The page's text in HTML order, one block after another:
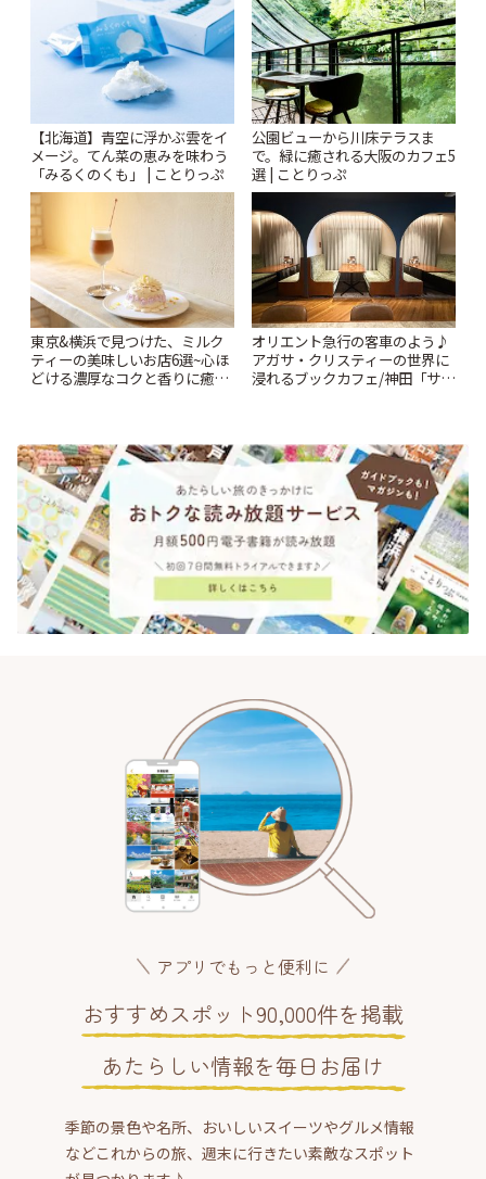
【北海道】青空に浮かぶ雲をイ
メージ。てん菜の恵みを味わう
「みるくのくも」 | ことりっぷ
公園ビューから川床テラスま
で。緑に癒される大阪のカフェ5
選 | ことりっぷ
東京&横浜で見つけた、ミルク
ティーの美味しいお店6選~心ほ
どける濃厚なコクと香りに癒や
オリエント急行の客車のよう♪
アガサ・クリスティーの世界に
浸れるブックカフェ/神田「サロ
アプリでもっと便利に
おすすめスポット90,000件を掲載
あたらしい情報を毎日お届け
季節の景色や名所、おいしいスイーツやグルメ情報
などこれからの旅、週末に行きたい素敵なスポット